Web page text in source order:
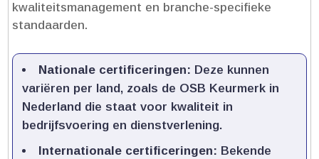
kwaliteitsmanagement en branche-specifieke
standaarden.​
Nationale certificeringen: Deze kunnen
variëren per land, zoals de OSB Keurmerk in
Nederland die staat voor kwaliteit in
bedrijfsvoering en dienstverlening.​
Internationale certificeringen: Bekende